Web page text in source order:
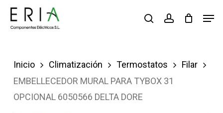
Saltar
buscaraccount
Inicio Climatización Termostatos
Filar
EMBELLECEDOR MURAL PARA TYBOX 31
OPCIONAL 6050566 DELTA DORE